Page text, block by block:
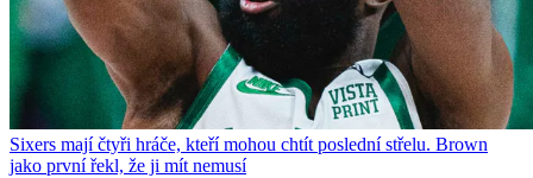
Sixers mají čtyři hráče, kteří mohou chtít poslední střelu. Brown
jako první řekl, že ji mít nemusí